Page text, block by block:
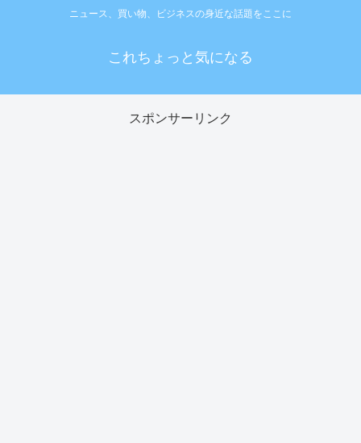
ニュース、買い物、ビジネスの身近な話題をここに
これちょっと気になる
スポンサーリンク